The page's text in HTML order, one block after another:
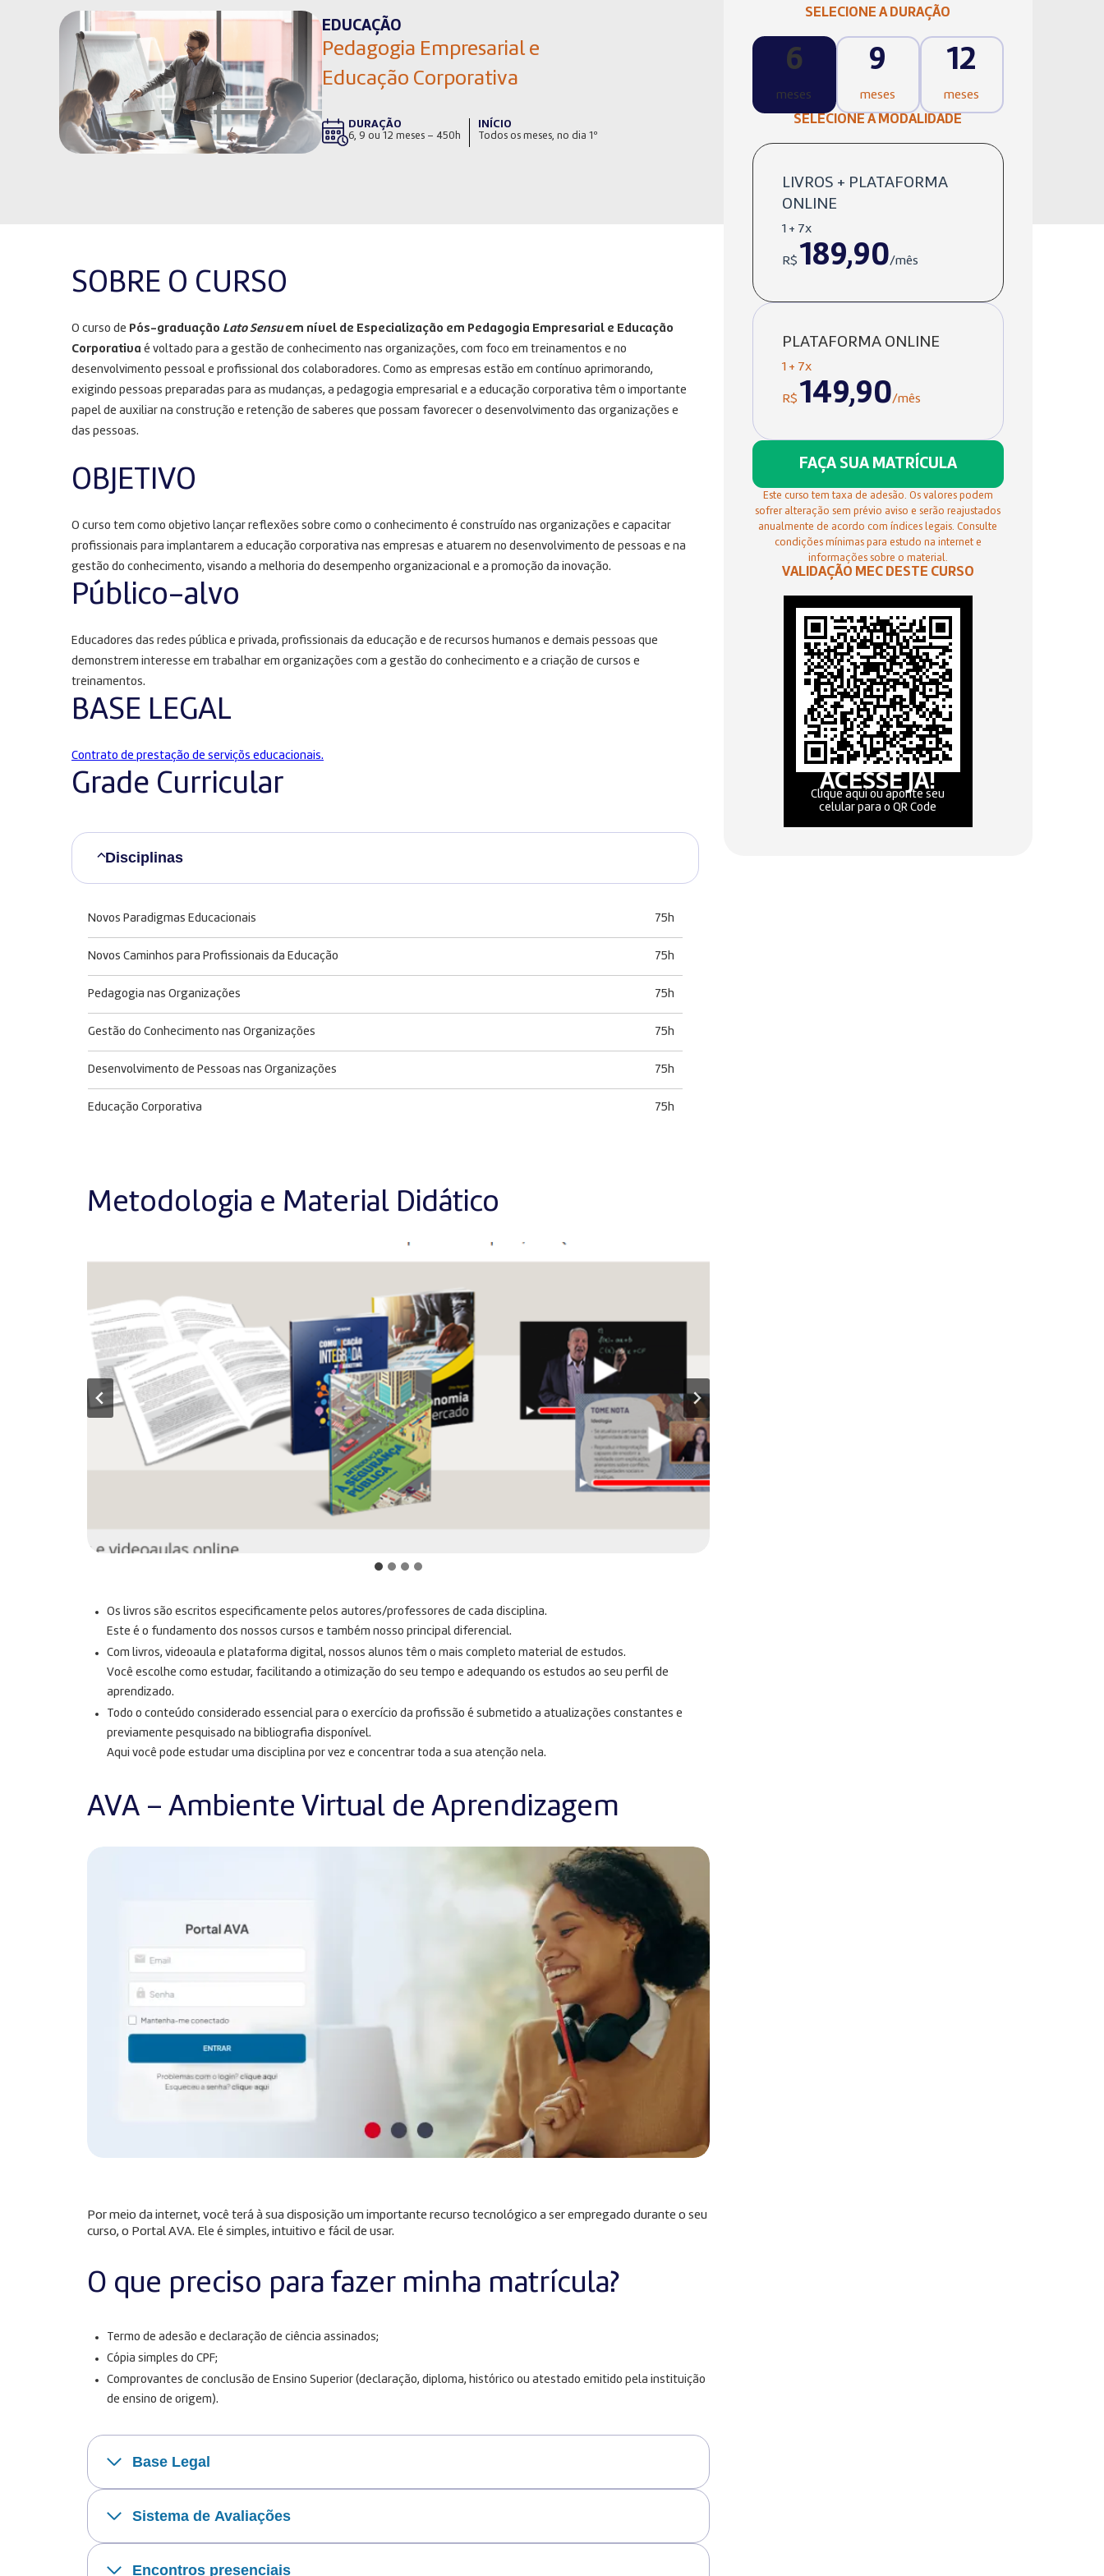
EDUCAÇÃO
Pedagogia Empresarial e
Educação Corporativa
DURAÇÃO
6, 9 ou 12 meses – 450h
INÍCIO
Todos os meses, no dia 1º
SOBRE O CURSO
O curso de Pós-graduação Lato Sensuem nível de Especialização em Pedagogia Empresarial e Educação
Corporativa é voltado para a gestão de conhecimento nas organizações, com foco em treinamentos e no
desenvolvimento pessoal e profissional dos colaboradores. Como as empresas estão em contínuo aprimorando,
exigindo pessoas preparadas para as mudanças, a pedagogia empresarial e a educação corporativa têm o importante
papel de auxiliar na construção e retenção de saberes que possam favorecer o desenvolvimento das organizações e
das pessoas.
OBJETIVO
O curso tem como objetivo lançar reflexões sobre como o conhecimento é construído nas organizações e capacitar
profissionais para implantarem a educação corporativa nas empresas e atuarem no desenvolvimento de pessoas e na
gestão do conhecimento, visando a melhoria do desempenho organizacional e a promoção da inovação.
Público-alvo
Educadores das redes pública e privada, profissionais da educação e de recursos humanos e demais pessoas que
demonstrem interesse em trabalhar em organizações com a gestão do conhecimento e a criação de cursos e
treinamentos.
BASE LEGAL
Contrato de prestação de serviçõs educacionais.
Grade Curricular
Disciplinas
Novos Paradigmas Educacionais 75h
Novos Caminhos para Profissionais da Educação 75h
Pedagogia nas Organizações 75h
Gestão do Conhecimento nas Organizações 75h
Desenvolvimento de Pessoas nas Organizações 75h
Educação Corporativa 75h
SELECIONE A DURAÇÃO
6
meses
9
meses
12
meses
SELECIONE A MODALIDADE
LIVROS + PLATAFORMA
ONLINE
1 + 7x
R$ 189,90/mês
PLATAFORMA ONLINE
1 + 7x
R$ 149,90/mês
FAÇA SUA MATRÍCULA
Este curso tem taxa de adesão. Os valores podem
sofrer alteração sem prévio aviso e serão reajustados
anualmente de acordo com índices legais. Consulte
condições mínimas para estudo na internet e
informações sobre o material.
VALIDAÇÃO MEC DESTE CURSO
ACESSE JÁ!
Clique aqui ou aponte seu
celular para o QR Code
Metodologia e Material Didático
Os livros são escritos especificamente pelos autores/professores de cada disciplina.
Este é o fundamento dos nossos cursos e também nosso principal diferencial.
Com livros, videoaula e plataforma digital, nossos alunos têm o mais completo material de estudos.
Você escolhe como estudar, facilitando a otimização do seu tempo e adequando os estudos ao seu perfil de
aprendizado.
Todo o conteúdo considerado essencial para o exercício da profissão é submetido a atualizações constantes e
previamente pesquisado na bibliografia disponível.
Aqui você pode estudar uma disciplina por vez e concentrar toda a sua atenção nela.
AVA – Ambiente Virtual de Aprendizagem
Por meio da internet, você terá à sua disposição um importante recurso tecnológico a ser empregado durante o seu
curso, o Portal AVA. Ele é simples, intuitivo e fácil de usar.
O que preciso para fazer minha matrícula?
Termo de adesão e declaração de ciência assinados;
Cópia simples do CPF;
Comprovantes de conclusão de Ensino Superior (declaração, diploma, histórico ou atestado emitido pela instituição
de ensino de origem).
Base Legal
Sistema de Avaliações
Encontros presenciais